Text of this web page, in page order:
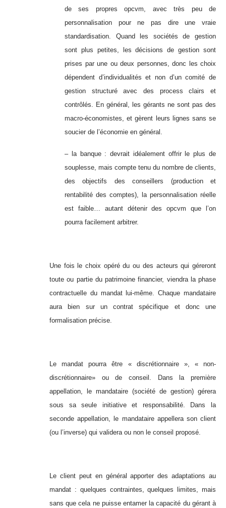
de ses propres opcvm, avec très peu de
personnalisation pour ne pas dire une vraie
standardisation. Quand les sociétés de gestion
sont plus petites, les décisions de gestion sont
prises par une ou deux personnes, donc les choix
dépendent d’individualités et non d’un comité de
gestion structuré avec des process clairs et
contrôlés. En général, les gérants ne sont pas des
macro-économistes, et gèrent leurs lignes sans se
soucier de l’économie en général.
– la banque : devrait idéalement offrir le plus de
souplesse, mais compte tenu du nombre de clients,
des objectifs des conseillers (production et
rentabilité des comptes), la personnalisation réelle
est faible… autant détenir des opcvm que l’on
pourra facilement arbitrer.
Une fois le choix opéré du ou des acteurs qui géreront
toute ou partie du patrimoine financier, viendra la phase
contractuelle du mandat lui-même. Chaque mandataire
aura bien sur un contrat spécifique et donc une
formalisation précise.
Le mandat pourra être « discrétionnaire », « non-
discrétionnaire» ou de conseil. Dans la première
appellation, le mandataire (société de gestion) gérera
sous sa seule initiative et responsabilité. Dans la
seconde appellation, le mandataire appellera son client
(ou l’inverse) qui validera ou non le conseil proposé.
Le client peut en général apporter des adaptations au
mandat : quelques contraintes, quelques limites, mais
sans que cela ne puisse entamer la capacité du gérant à